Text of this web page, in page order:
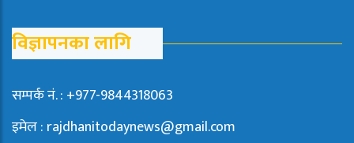
विज्ञापनका लागि
सम्पर्क नं. : +977-9844318063
इमेल : rajdhanitodaynews@gmail.com